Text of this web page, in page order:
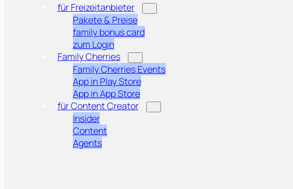
für Freizeitanbieter
Pakete & Preise
family bonus card
zum Login
Family Cherries
Family Cherries Events
App in Play Store
App in App Store
für Content Creator
Insider
Content
Agents